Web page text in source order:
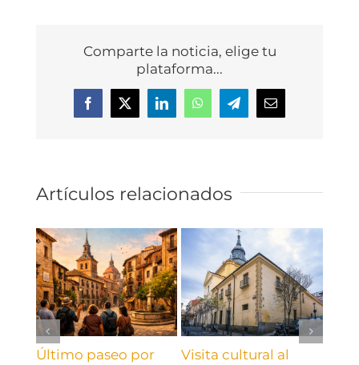
Comparte la noticia, elige tu
plataforma...
Facebook
X LinkedInWhatsAppTelegramCorreo
electrónico
Artículos relacionados
Último paseo por
Visita cultural al